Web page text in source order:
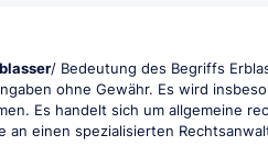
/ Bedeutung des Begriffs
ohne Gewähr. Es wird
Es handelt sich um allgemeine
einen spezialisierten